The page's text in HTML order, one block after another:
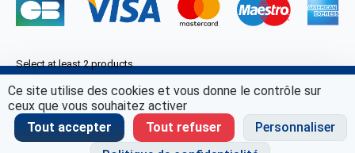
Select at least 2 products
Ce site utilise des cookies et vous donne le contrôle sur
ceux que vous souhaitez activer
Tout accepter
Tout refuser
Personnaliser